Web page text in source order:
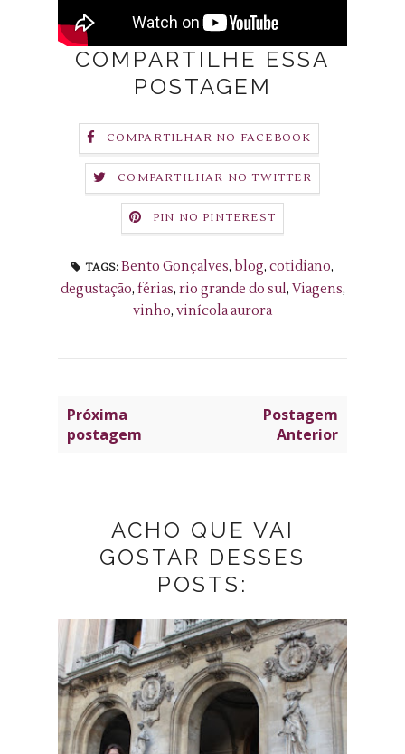
COMPARTILHE ESSA
POSTAGEM
COMPARTILHAR NO FACEBOOK
COMPARTILHAR NO TWITTER
PIN NO PINTEREST
TAGS: Bento Gonçalves, blog, cotidiano,
degustação, férias, rio grande do sul, Viagens,
vinho, vinícola aurora
Próxima
postagem
Postagem
Anterior
ACHO QUE VAI
GOSTAR DESSES
POSTS: